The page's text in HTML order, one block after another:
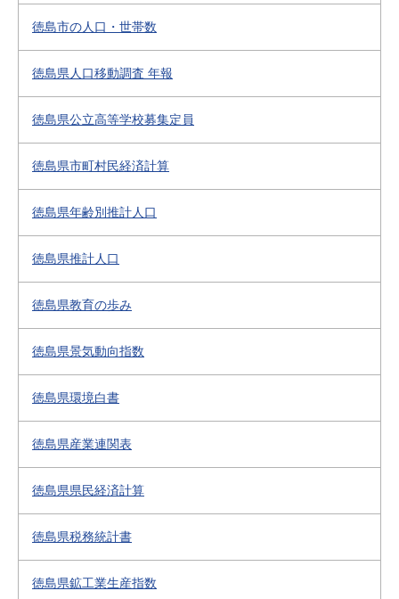
徳島市の人口・世帯数
徳島県人口移動調査 年報
徳島県公立高等学校募集定員
徳島県市町村民経済計算
徳島県年齢別推計人口
徳島県推計人口
徳島県教育の歩み
徳島県景気動向指数
徳島県環境白書
徳島県産業連関表
徳島県県民経済計算
徳島県税務統計書
徳島県鉱工業生産指数